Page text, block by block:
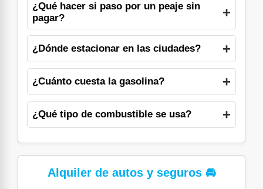
¿Qué hacer si paso por un peaje sin
pagar?
¿Dónde estacionar en las ciudades?
¿Cuánto cuesta la gasolina?
¿Qué tipo de combustible se usa?
Alquiler de autos y seguros 🚘